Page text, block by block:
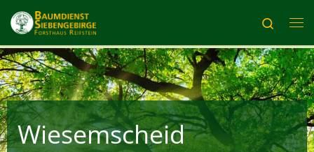
Zum Inhalt springen
Search
Wiesemscheid